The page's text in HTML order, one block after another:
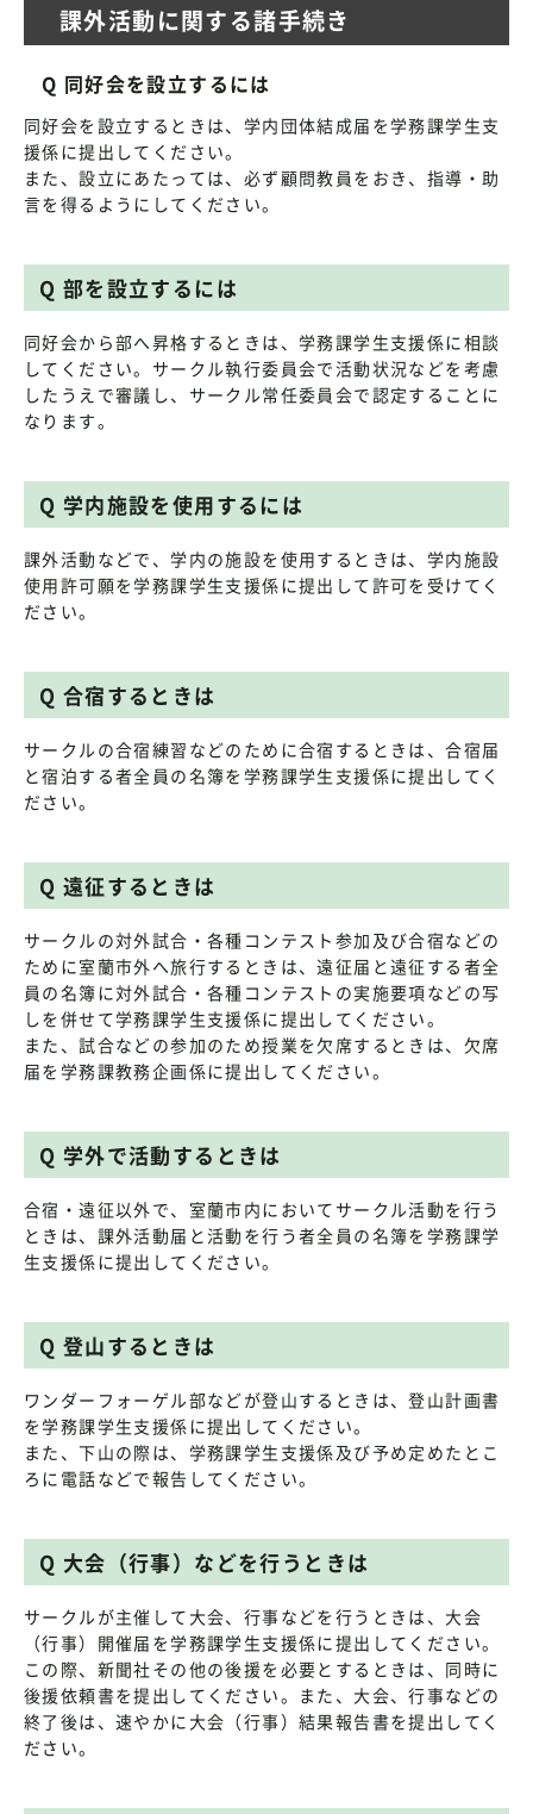
課外活動に関する諸手続き
Q 同好会を設立するには
同好会を設立するときは、学内団体結成届を学務課学生支
援係に提出してください。
また、設立にあたっては、必ず顧問教員をおき、指導・助
言を得るようにしてください。
Q 部を設立するには
同好会から部へ昇格するときは、学務課学生支援係に相談
してください。サークル執行委員会で活動状況などを考慮
したうえで審議し、サークル常任委員会で認定することに
なります。
Q 学内施設を使用するには
課外活動などで、学内の施設を使用するときは、学内施設
使用許可願を学務課学生支援係に提出して許可を受けてく
ださい。
Q 合宿するときは
サークルの合宿練習などのために合宿するときは、合宿届
と宿泊する者全員の名簿を学務課学生支援係に提出してく
ださい。
Q 遠征するときは
サークルの対外試合・各種コンテスト参加及び合宿などの
ために室蘭市外へ旅行するときは、遠征届と遠征する者全
員の名簿に対外試合・各種コンテストの実施要項などの写
しを併せて学務課学生支援係に提出してください。
また、試合などの参加のため授業を欠席するときは、欠席
届を学務課教務企画係に提出してください。
Q 学外で活動するときは
合宿・遠征以外で、室蘭市内においてサークル活動を行う
ときは、課外活動届と活動を行う者全員の名簿を学務課学
生支援係に提出してください。
Q 登山するときは
ワンダーフォーゲル部などが登山するときは、登山計画書
を学務課学生支援係に提出してください。
また、下山の際は、学務課学生支援係及び予め定めたとこ
ろに電話などで報告してください。
Q 大会（行事）などを行うときは
サークルが主催して大会、行事などを行うときは、大会
（行事）開催届を学務課学生支援係に提出してください。
この際、新聞社その他の後援を必要とするときは、同時に
後援依頼書を提出してください。また、大会、行事などの
終了後は、速やかに大会（行事）結果報告書を提出してく
ださい。